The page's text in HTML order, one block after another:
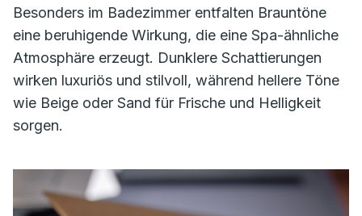
Besonders im Badezimmer entfalten Brauntöne
eine beruhigende Wirkung, die eine Spa-ähnliche
Atmosphäre erzeugt. Dunklere Schattierungen
wirken luxuriös und stilvoll, während hellere Töne
wie Beige oder Sand für Frische und Helligkeit
sorgen.